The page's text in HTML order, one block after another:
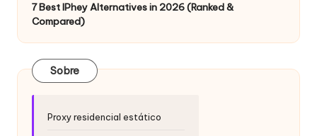
7 Best IPhey Alternatives in 2026 (Ranked &
Compared)
Sobre
Proxy residencial estático